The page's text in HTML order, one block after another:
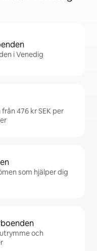
i Venedig
476 kr SEK per
som hjälper dig
och